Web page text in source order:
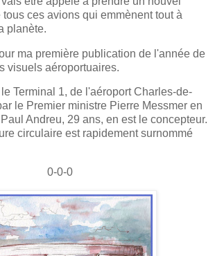
ces avions qui emmènent tout à
planète.
ma première publication de l'année de
visuels aéroportuaires.
Terminal 1, de l'aéroport Charles-de-
le Premier ministre Pierre Messmer en
Andreu, 29 ans, en est le concepteur.
circulaire est rapidement surnommé
0-0-0